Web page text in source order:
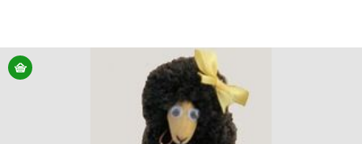
научете повече